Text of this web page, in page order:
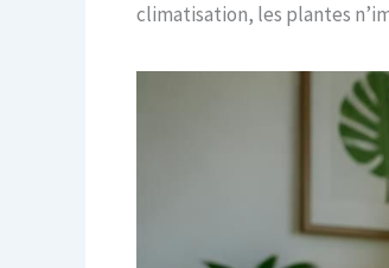
climatisation, les plantes